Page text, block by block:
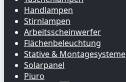
Handlampen
Stirnlampen
Arbeitsscheinwerfer
Flächenbeleuchtung
Stative & Montagesysteme
Solarpanel
Piuro